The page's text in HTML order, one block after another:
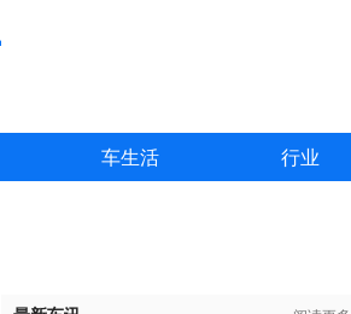
车生活 行业